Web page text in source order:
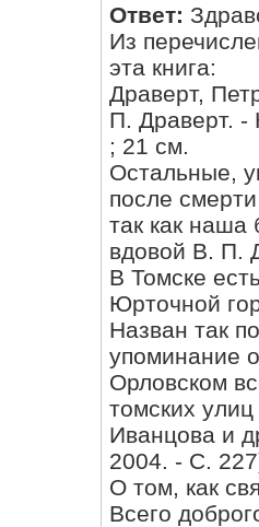
Ответ:
Из
эта книга:
Драверт,
П. Драверт. -
; 21 см.
Остальные,
после
так как наша
вдовой В. П.
В Томске
Юрточной
Назван так
упоминание
Орловском
томских
Иванцова и
2004. - С.
О том, как
Всего